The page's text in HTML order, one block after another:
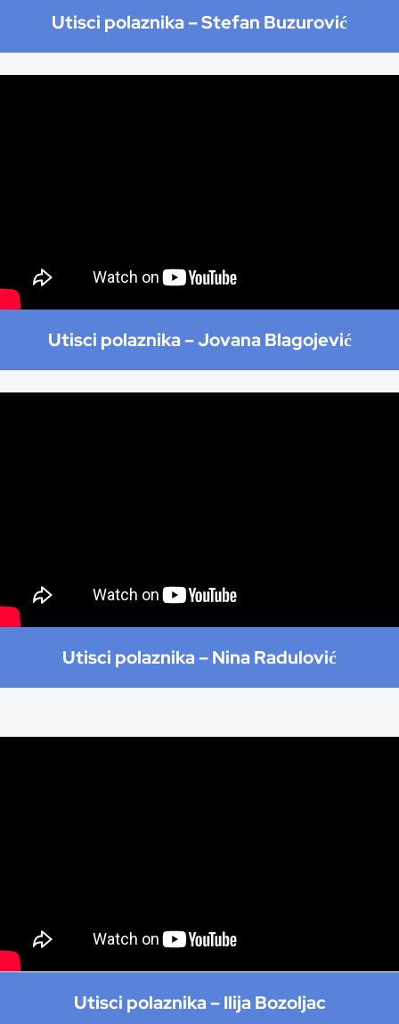
Utisci polaznika –Stefan Buzurović
Utisci polaznika –Jovana Blagojević
Utisci polaznika –Nina Radulović
Utisci polaznika –Ilija Bozoljac